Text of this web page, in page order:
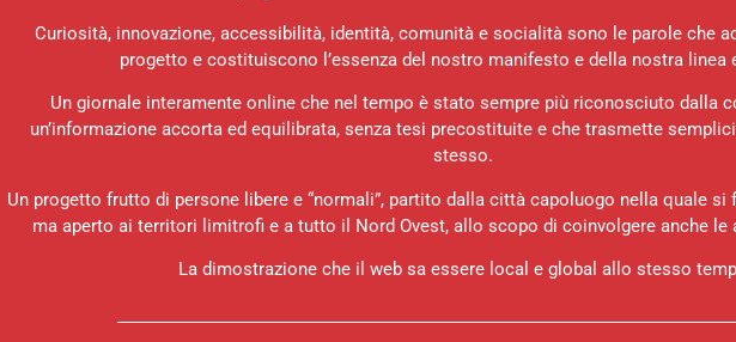
Curiosità, innovazione, accessibilità, identità, comunità e socialità sono le parole che
progetto e costituiscono l’essenza del nostro manifesto e della nostra linea
Un giornale interamente online che nel tempo è stato sempre più riconosciuto dalla
un’informazione accorta ed equilibrata, senza tesi precostituite e che trasmette
stesso.
Un progetto frutto di persone libere e “normali”, partito dalla città capoluogo nella quale si
ma aperto ai territori limitrofi e a tutto il Nord Ovest, allo scopo di coinvolgere anche le
La dimostrazione che il web sa essere local e global allo stesso